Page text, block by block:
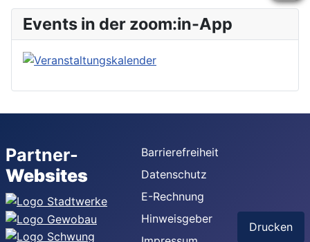
Events in der zoom:in-App
Partner-
Websites
Barrierefreiheit
Datenschutz
E-Rechnung
Hinweisgeber
Drucken